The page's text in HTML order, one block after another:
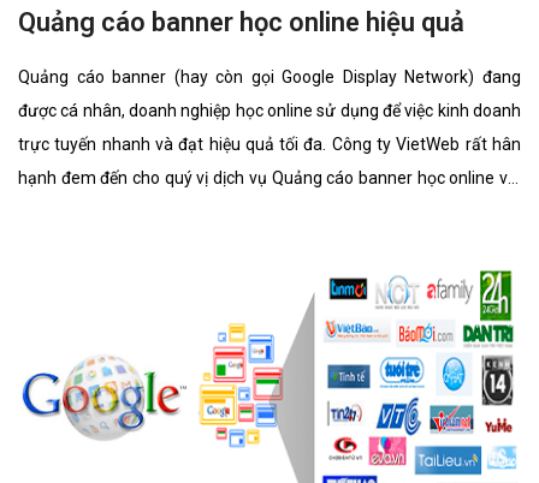
Quảng cáo banner học online hiệu quả
Quảng cáo banner (hay còn gọi Google Display Network) đang
được cá nhân, doanh nghiệp học online sử dụng để việc kinh doanh
trực tuyến nhanh và đạt hiệu quả tối đa. Công ty VietWeb rất hân
hạnh đem đến cho quý vị dịch vụ Quảng cáo banner học online với